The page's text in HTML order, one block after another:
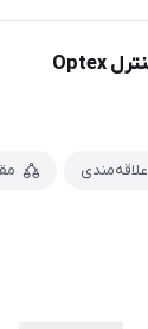
عدسی مخصوص رانندگی اپتکس با پوشش بلوکنترل Optex
علاقه‌مندی